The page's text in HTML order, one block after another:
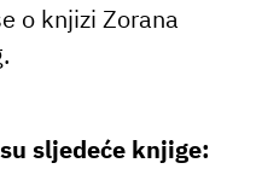
o knjizi Zorana
sljedeće knjige: